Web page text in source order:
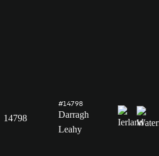
14798
#14798
Darragh
Leahy